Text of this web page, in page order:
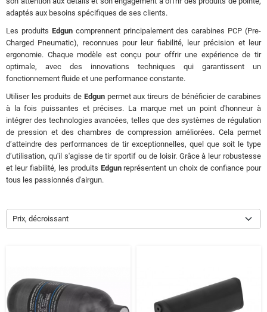
adaptés aux besoins spécifiques de ses clients.
Les produits Edguncomprennent principalement des carabines PCP (Pre-
Charged Pneumatic), reconnues pour leur fiabilité, leur précision et leur
ergonomie. Chaque modèle est conçu pour offrir une expérience de tir
optimale, avec des innovations techniques qui garantissent un
fonctionnement fluide et une performance constante.
Utiliser les produits de Edgunpermet aux tireurs de bénéficier de carabines
à la fois puissantes et précises. La marque met un point d'honneur à
intégrer des technologies avancées, telles que des systèmes de régulation
de pression et des chambres de compression améliorées. Cela permet
d’atteindre des performances de tir exceptionnelles, quel que soit le type
d’utilisation, qu'il s'agisse de tir sportif ou de loisir. Grâce à leur robustesse
et leur fiabilité, les produits Edgunreprésentent un choix de confiance pour
tous les passionnés d'airgun.
Prix, décroissant